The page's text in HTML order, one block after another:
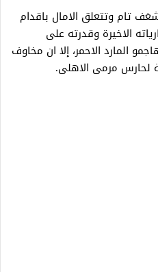
تام وتتعلق الامال باقدام
الاخيرة وقدرته على
المارد الاحمر، إلا ان مخاوف
لحارس مرمى الاهلى.